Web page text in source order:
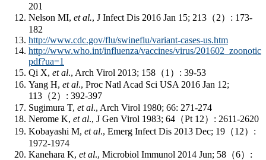
201
Nelson MI, et al., J Infect Dis 2016 Jan 15; 213（2）: 173-
182
http://www.cdc.gov/flu/swineflu/variant-cases-us.htm
http://www.who.int/influenza/vaccines/virus/
pdf?ua=1
Qi X, et al., Arch Virol 2013; 158（1）: 39-53
Yang H, et al., Proc Natl Acad Sci USA 2016 Jan 12;
113（2）: 392-397
Sugimura T, et al., Arch Virol 1980; 66: 271-274
Nerome K, et al., J Gen Virol 1983; 64（Pt 12）: 2611-2620
Kobayashi M, et al., Emerg Infect Dis 2013 Dec; 19（12）:
1972-1974
Kanehara K, et al., Microbiol Immunol 2014 Jun; 58（6）: